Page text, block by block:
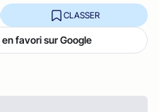
CLASSER
favori sur Google